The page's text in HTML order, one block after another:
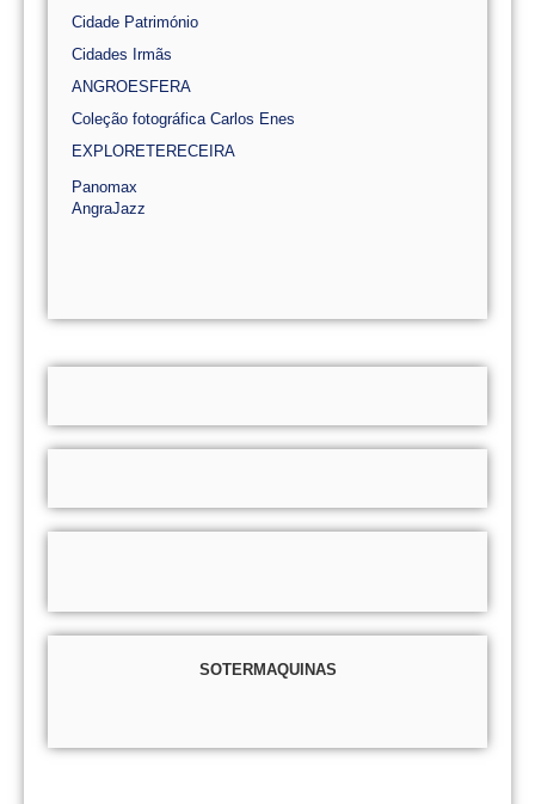
Cidade Património
Cidades Irmãs
ANGROESFERA
Coleção fotográfica Carlos Enes
EXPLORETERECEIRA
Panomax
AngraJazz
SOTERMAQUINAS